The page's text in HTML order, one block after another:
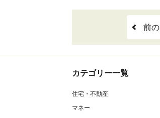
前
カテゴリー一覧
住宅・不動産
マネー